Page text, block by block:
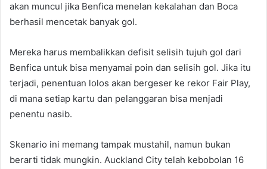
akan muncul jika Benfica menelan kekalahan dan Boca
berhasil mencetak banyak gol.
Mereka harus membalikkan defisit selisih tujuh gol dari
Benfica untuk bisa menyamai poin dan selisih gol. Jika itu
terjadi, penentuan lolos akan bergeser ke rekor Fair Play,
di mana setiap kartu dan pelanggaran bisa menjadi
penentu nasib.
Skenario ini memang tampak mustahil, namun bukan
berarti tidak mungkin. Auckland City telah kebobolan 16